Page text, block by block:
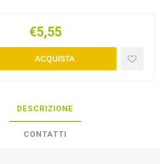
€5,55
ACQUISTA
DESCRIZIONE
CONTATTI